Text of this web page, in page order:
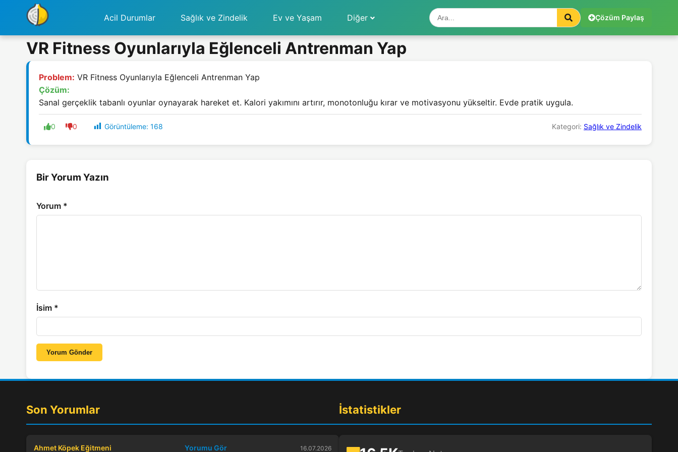
Acil Durumlar Sağlık ve Zindelik Ev ve Yaşam Diğer Çözüm Paylaş
VR Fitness Oyunlarıyla Eğlenceli Antrenman Yap
Problem: VR Fitness Oyunlarıyla Eğlenceli Antrenman Yap
Çözüm:
Sanal gerçeklik tabanlı oyunlar oynayarak hareket et. Kalori yakımını artırır, monotonluğu kırar ve motivasyonu yükseltir. Evde pratik uygula.
0 0 Görüntüleme: 168 Kategori: Sağlık ve Zindelik
Bir Yorum Yazın
Yorum *
İsim *
Yorum Gönder
Son Yorumlar
Ahmet Köpek Eğitmeni Yorumu Gör 16.07.2026
İstatistikler